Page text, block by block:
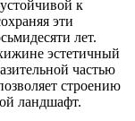
к
эти
лет.
эстетичный
частью
строению
ландшафт.